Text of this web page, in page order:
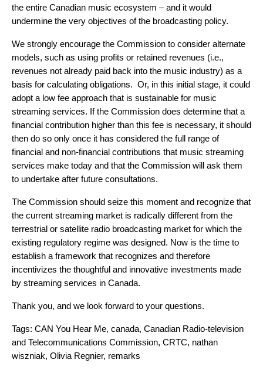
the entire Canadian music ecosystem – and it would
undermine the very objectives of the broadcasting policy.
We strongly encourage the Commission to consider alternate
models, such as using profits or retained revenues (i.e.,
revenues not already paid back into the music industry) as a
basis for calculating obligations. Or, in this initial stage, it could
adopt a low fee approach that is sustainable for music
streaming services. If the Commission does determine that a
financial contribution higher than this fee is necessary, it should
then do so only once it has considered the full range of
financial and non-financial contributions that music streaming
services make today and that the Commission will ask them
to undertake after future consultations.
The Commission should seize this moment and recognize that
the current streaming market is radically different from the
terrestrial or satellite radio broadcasting market for which the
existing regulatory regime was designed. Now is the time to
establish a framework that recognizes and therefore
incentivizes the thoughtful and innovative investments made
by streaming services in Canada.
Thank you, and we look forward to your questions.
Tags: CAN You Hear Me, canada, Canadian Radio-television
and Telecommunications Commission, CRTC, nathan
wiszniak, Olivia Regnier, remarks